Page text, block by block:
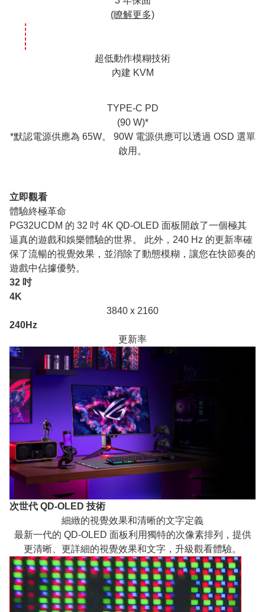
(瞭解更多)
超低動作模糊技術
內建 KVM
TYPE-C PD
(90 W)*
*默認電源供應為 65W。 90W 電源供應可以透過 OSD 選單
啟用。
立即觀看
體驗終極革命
PG32UCDM 的 32 吋 4K QD-OLED 面板開啟了一個極其
逼真的遊戲和娛樂體驗的世界。 此外，240 Hz 的更新率確
保了流暢的視覺效果，並消除了動態模糊，讓您在快節奏的
遊戲中佔據優勢。
32 吋
4K
3840 x 2160
240Hz
更新率
次世代 QD-OLED 技術
細緻的視覺效果和清晰的文字定義
最新一代的 QD-OLED 面板利用獨特的次像素排列，提供
更清晰、更詳細的視覺效果和文字，升級觀看體驗。